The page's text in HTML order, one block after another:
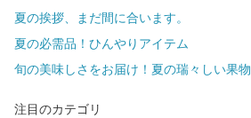
夏の挨拶、まだ間に合います。
夏の必需品！ひんやりアイテム
旬の美味しさをお届け！夏の瑞々しい果物
注目のカテゴリ